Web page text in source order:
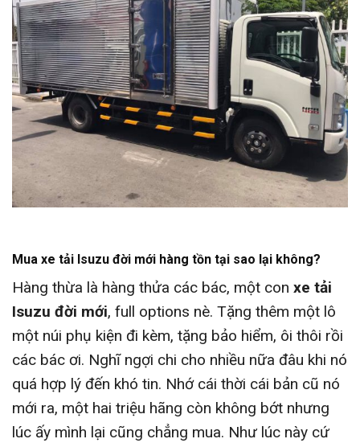
Mua xe tải Isuzu đời mới hàng tồn tại sao lại không?
Hàng thừa là hàng thửa các bác, một con xe tải
Isuzu đời mới, full options nè. Tặng thêm một lô
một núi phụ kiện đi kèm, tặng bảo hiểm, ôi thôi rồi
các bác ơi. Nghĩ ngợi chi cho nhiều nữa đâu khi nó
quá hợp lý đến khó tin. Nhớ cái thời cái bản cũ nó
mới ra, một hai triệu hãng còn không bớt nhưng
lúc ấy mình lại cũng chẳng mua. Như lúc này cứ